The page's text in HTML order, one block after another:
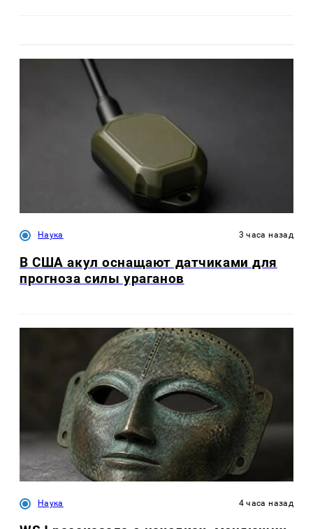
Наука 3 часа назад
В США акул оснащают датчиками для
прогноза силы ураганов
Наука 4 часа назад